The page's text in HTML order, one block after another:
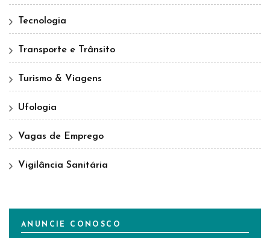
Tecnologia
Transporte e Trânsito
Turismo & Viagens
Ufologia
Vagas de Emprego
Vigilância Sanitária
ANUNCIE CONOSCO